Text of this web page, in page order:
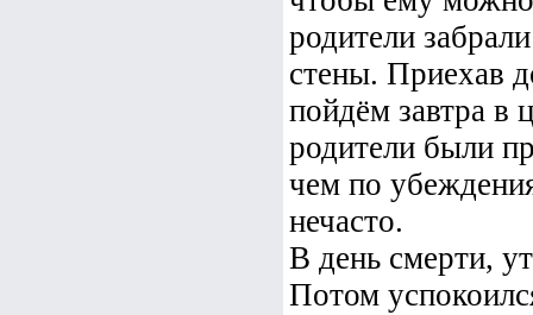
родители
стены. Приехав
пойдём завтра в
родители были
чем по
нечасто.
В день смерти,
Потом